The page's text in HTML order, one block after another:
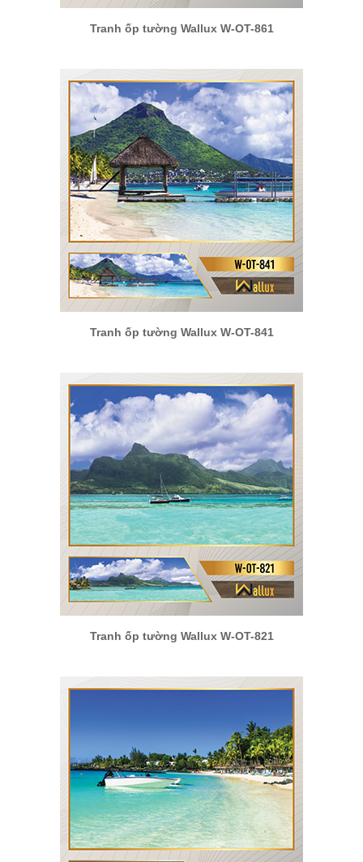
Tranh ốp tường Wallux W-OT-861
Tranh ốp tường Wallux W-OT-841
Tranh ốp tường Wallux W-OT-821